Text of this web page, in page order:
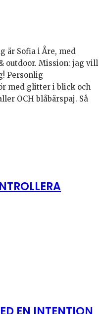
är Sofia i Åre, med
outdoor. Mission: jag vill
Personlig
med glitter i blick och
OCH blåbärspaj. Så